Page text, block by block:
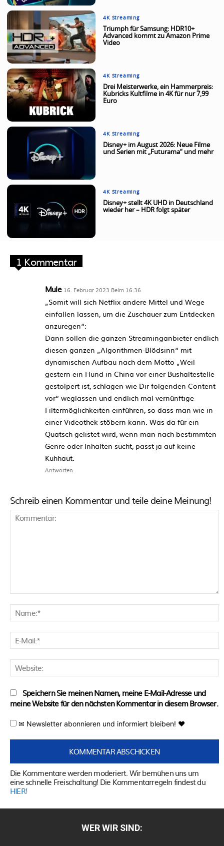
4K Streaming
Triumph für Samsung: HDR10+
Advanced kommt zu Amazon Prime
Video
4K Streaming
Drei Meisterwerke, ein Hammerpreis:
Kubricks Kultfilme in 4K für nur 7,99
Euro
4K Streaming
Disney+ im August 2026: Neue Filme
und Serien mit „Futurama“ und mehr
4K Streaming
Disney+ stellt 4K UHD in Deutschland
wieder her – HDR folgt später
1 Kommentar
Mule 16. Februar 2023 Beim 16:36
„Somit will sich Netflix andere Mittel und Wege
einfallen lassen, um die Zuschauer zum Entdecken
anzuregen“:
Dann sollen die ganzen Streaminganbieter endlich
diesen ganzen „Algorithmen-Blödsinn“ mit
dynamischen Aufbau nach dem Motto „Weil
gestern ein Hund in China vor einer Bushaltestelle
gestolpert ist, schlagen wie Dir folgenden Content
vor“ weglassen und endlich mal vernünftige
Filtermöglichkeiten einführen, so dass man wie in
einer Videothek stöbern kann. Was da für ein
Quatsch gelistet wird, wenn man nach bestimmten
Genre oder Inhalten sucht, passt ja auf keine
Kuhhaut.
Antworten
Schreib einen Kommentar und teile deine Meinung!
Speichern Sie meinen Namen, meine E-Mail-Adresse und
meine Website für den nächsten Kommentar in diesem Browser.
✉ Newsletter abonnieren und informiert bleiben! ♥
Die Kommentare werden moderiert. Wir bemühen uns um
eine schnelle Freischaltung! Die Kommentarregeln findest du
HIER!
WER WIR SIND: